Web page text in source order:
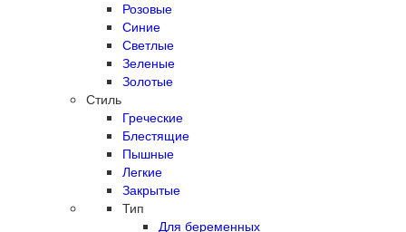
Розовые
Синие
Светлые
Зеленые
Золотые
Стиль
Греческие
Блестящие
Пышные
Легкие
Закрытые
Тип
Для беременных